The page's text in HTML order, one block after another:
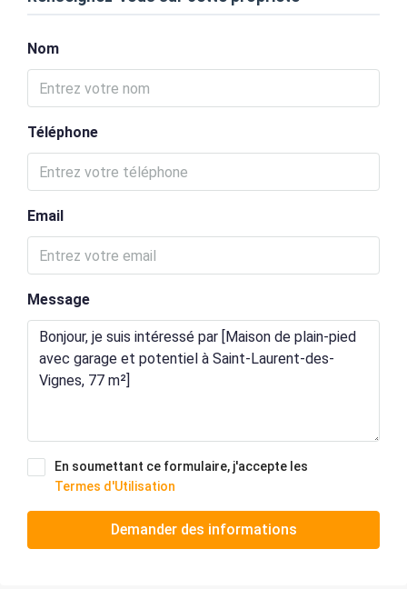
Nom
Téléphone
Email
Message
En soumettant ce formulaire, j'accepte les
Termes d'Utilisation
Demander des informations